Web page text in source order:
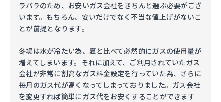
ラバラのため、お安いガス会社をきちんと選ぶ必要がござ
います。もちろん、安いだけでなく不当な値上げがないこ
とが前提となります。
冬場は水が冷たい為、夏と比べて必然的にガスの使用量が
増えてしまいます。それに加えて、ご利用されていたガス
会社が非常に割高なガス料金設定を行っていた為、さらに
毎月のガス代が高くなってしまっておりました。ガス会社
を変更すれば簡単にガス代をお安くすることができます